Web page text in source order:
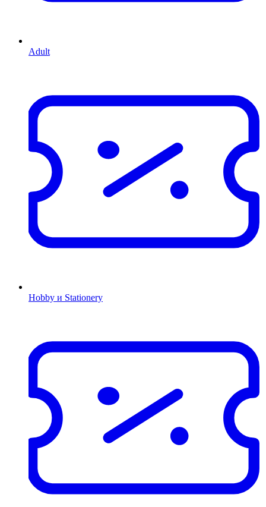
Adult
Hobby и Stationery